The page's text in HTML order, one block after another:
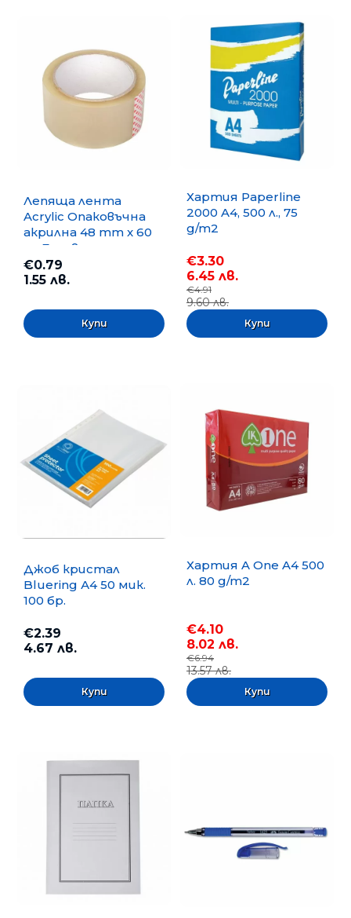
Лепяща лента
Acrylic Опаковъчна
акрилна 48 mm x 60
m, Безцветна
€0.79
1.55 лв.
Хартия Paperline
2000 A4, 500 л., 75
g/m2
€3.30
6.45 лв.
€4.91
9.60 лв.
Джоб кристал
Bluering А4 50 мик.
100 бр.
€2.39
4.67 лв.
Хартия A One A4 500
л. 80 g/m2
€4.10
8.02 лв.
€6.94
13.57 лв.